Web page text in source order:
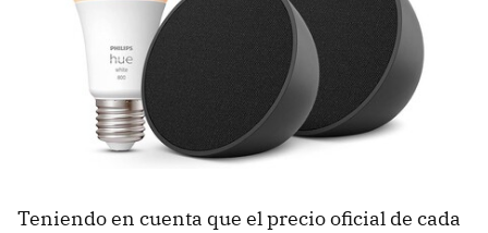
Teniendo en cuenta que el precio oficial de cada